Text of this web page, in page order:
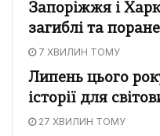
Запоріжжя і
загиблі та
7 ХВИЛИН ТОМУ
Липень цього
історії для
27 ХВИЛИН ТОМУ